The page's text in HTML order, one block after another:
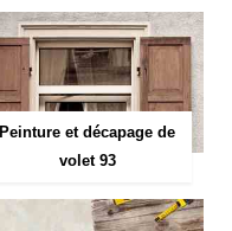
Peinture et décapage de
volet 93